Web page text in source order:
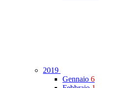
2019
Gennaio 6